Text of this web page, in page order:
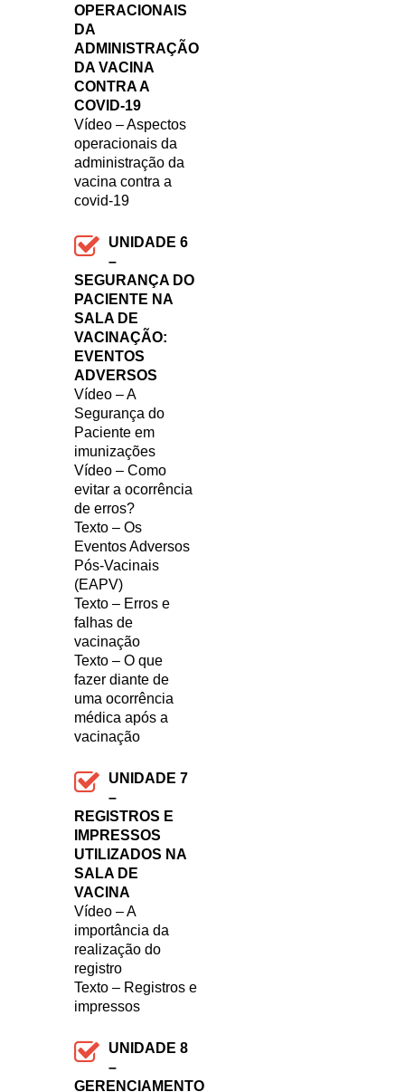
OPERACIONAIS
DA
ADMINISTRAÇÃO
DA VACINA
CONTRA A
COVID-19
Vídeo – Aspectos
operacionais da
administração da
vacina contra a
covid-19
UNIDADE 6
–
SEGURANÇA DO
PACIENTE NA
SALA DE
VACINAÇÃO:
EVENTOS
ADVERSOS
Vídeo – A
Segurança do
Paciente em
imunizações
Vídeo – Como
evitar a ocorrência
de erros?
Texto – Os
Eventos Adversos
Pós-Vacinais
(EAPV)
Texto – Erros e
falhas de
vacinação
Texto – O que
fazer diante de
uma ocorrência
médica após a
vacinação
UNIDADE 7
–
REGISTROS E
IMPRESSOS
UTILIZADOS NA
SALA DE
VACINA
Vídeo – A
importância da
realização do
registro
Texto – Registros e
impressos
UNIDADE 8
–
GERENCIAMENTO